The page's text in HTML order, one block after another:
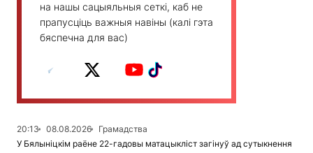
на нашы сацыяльныя сеткі, каб не
прапусціць важныя навіны (калі гэта
бяспечна для вас)
20:13 08.08.2026
Грамадства
У Бялыніцкім раёне 22-гадовы матацыкліст загінуў ад сутыкнення